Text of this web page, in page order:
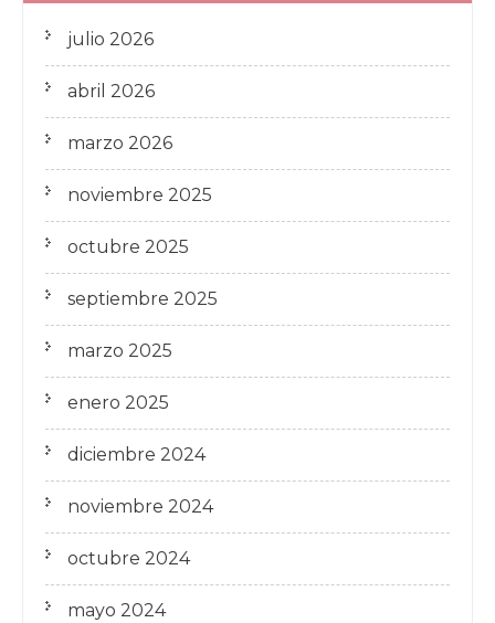
julio 2026
abril 2026
marzo 2026
noviembre 2025
octubre 2025
septiembre 2025
marzo 2025
enero 2025
diciembre 2024
noviembre 2024
octubre 2024
mayo 2024